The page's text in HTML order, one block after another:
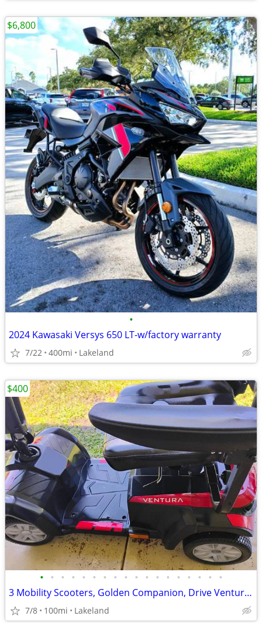
•
2024 Kawasaki Versys 650 LT-w/factory warranty
7/22 400mi Lakeland
$6,800
• • • • • • • • • • • • • • • • • •
3 Mobility Scooters, Golden Companion, Drive Ventura, Pride Jazzy
7/8 100mi Lakeland
$400